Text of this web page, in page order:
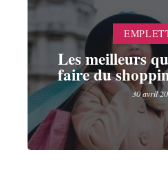
Les meilleurs
faire du
30 avril